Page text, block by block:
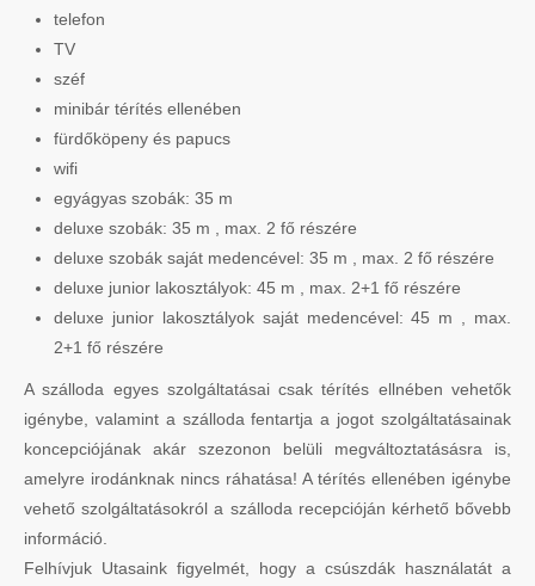
telefon
TV
széf
minibár térítés ellenében
fürdőköpeny és papucs
wifi
egyágyas szobák: 35 m
deluxe szobák: 35 m , max. 2 fő részére
deluxe szobák saját medencével: 35 m , max. 2 fő részére
deluxe junior lakosztályok: 45 m , max. 2+1 fő részére
deluxe junior lakosztályok saját medencével: 45 m , max.
2+1 fő részére
A szálloda egyes szolgáltatásai csak térítés ellnében vehetők
igénybe, valamint a szálloda fentartja a jogot szolgáltatásainak
koncepciójának akár szezonon belüli megváltoztatásásra is,
amelyre irodánknak nincs ráhatása! A térítés ellenében igénybe
vehető szolgáltatásokról a szálloda recepcióján kérhető bővebb
információ.
Felhívjuk Utasaink figyelmét, hogy a csúszdák használatát a